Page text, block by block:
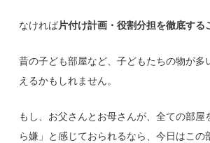
なければ片付け計画・役割分担を徹底する
昔の子ども部屋など、子どもたちの物が多
えるかもしれません。
もし、お父さんとお母さんが、全ての部屋
ら嫌」と感じておられるなら、今日はこの